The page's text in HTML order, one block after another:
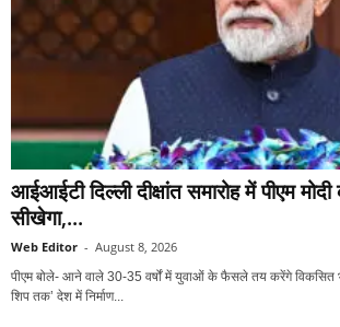
आईआईटी दिल्ली दीक्षांत समारोह में पीएम
सीखेगा,...
Web Editor - August 8, 2026
पीएम बोले- आने वाले 30-35 वर्षों में युवाओं के फैसले तय करेंगे विकसित
शिप तक’ देश में निर्माण...